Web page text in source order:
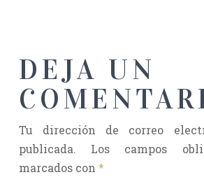
DEJA UN
Tu dirección de correo
publicada.
Los campos
marcados con *